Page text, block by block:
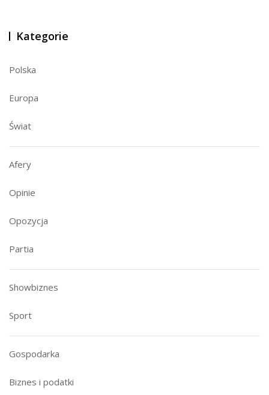
Kategorie
Polska
Europa
Świat
Afery
Opinie
Opozycja
Partia
Showbiznes
Sport
Gospodarka
Biznes i podatki